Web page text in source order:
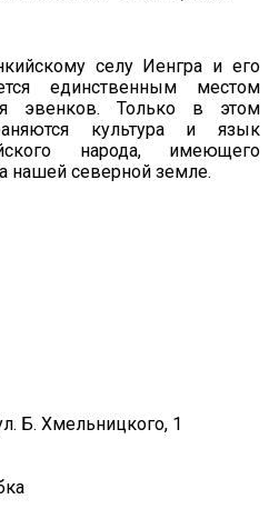
селу Иенгра и его
единственным местом
эвенков. Только в этом
культура и язык
народа, имеющего
нашей северной земле.
Б. Хмельницкого, 1